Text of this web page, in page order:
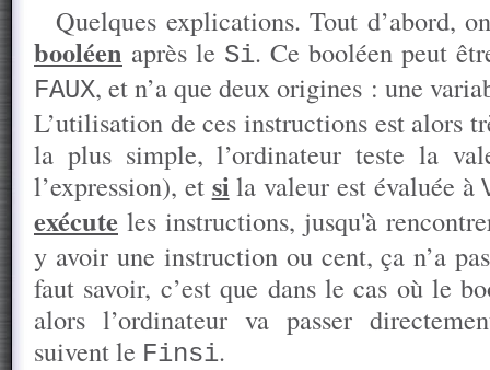
Quelques explications. Tout d’abord,
booléen après le Si. Ce booléen peut
FAUX, et n’a que deux origines : une
L’utilisation de ces instructions est alors
la plus simple, l’ordinateur teste la
l’expression), et si la valeur est évaluée à
exécute les instructions, jusqu'à
y avoir une instruction ou cent, ça n’a
faut savoir, c’est que dans le cas où le
alors l’ordinateur va passer
suivent le Finsi.